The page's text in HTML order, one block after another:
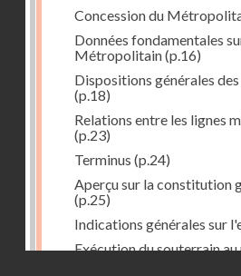
Concession du
Données fondamentales
Métropolitain(p.16)
Dispositions générales
(p.18)
Relations entre les lignes
(p.23)
Terminus (p.24)
Aperçu sur la constitution
(p.25)
Indications générales sur
Exécution du souterrain